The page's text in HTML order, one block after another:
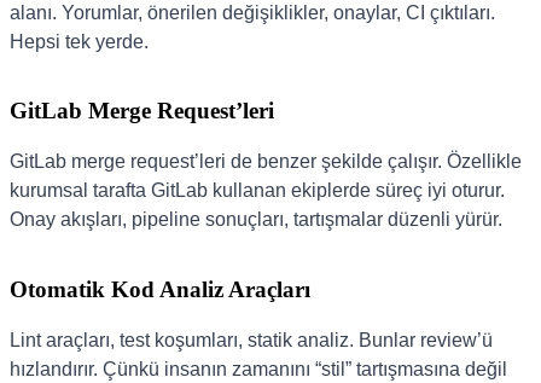
alanı. Yorumlar, önerilen değişiklikler, onaylar, CI çıktıları.
Hepsi tek yerde.
GitLab Merge Request’leri
GitLab merge request’leri de benzer şekilde çalışır. Özellikle
kurumsal tarafta GitLab kullanan ekiplerde süreç iyi oturur.
Onay akışları, pipeline sonuçları, tartışmalar düzenli yürür.
Otomatik Kod Analiz Araçları
Lint araçları, test koşumları, statik analiz. Bunlar review’ü
hızlandırır. Çünkü insanın zamanını “stil” tartışmasına değil